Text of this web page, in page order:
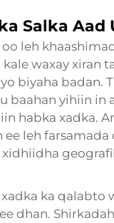
Salka Aad
leh
waxay xiran
biyaha badan.
baahan yihiin in
habka xadka.
ee leh
xidhiidha
xadka ka
dhan.